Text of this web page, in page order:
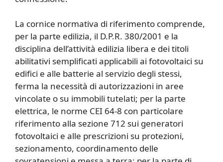
La cornice normativa di riferimento comprende,
per la parte edilizia, il D.P.R. 380/2001 e la
disciplina dell’attività edilizia libera e dei titoli
abilitativi semplificati applicabili ai fotovoltaici su
edifici e alle batterie al servizio degli stessi,
ferma la necessità di autorizzazioni in aree
vincolate o su immobili tutelati; per la parte
elettrica, le norme CEI 64-8 con particolare
riferimento alla sezione 712 sui generatori
fotovoltaici e alle prescrizioni su protezioni,
sezionamento, coordinamento delle